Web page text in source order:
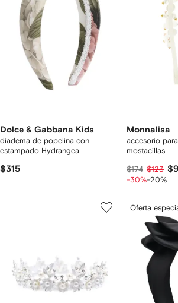
Dolce & Gabbana Kids
diadema de popelina con
estampado Hydrangea
$315
Monnalisa
accesorio
mostacillas
$174 $123
-30%-20%
Oferta